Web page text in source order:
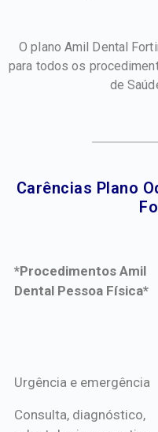
O plano Amil Dental
para todos os
de
Carências Plano
*Procedimentos Amil
Dental Pessoa Física*
*Procedimentos Amil
Urgência e emergência
Consulta, diagnóstico,